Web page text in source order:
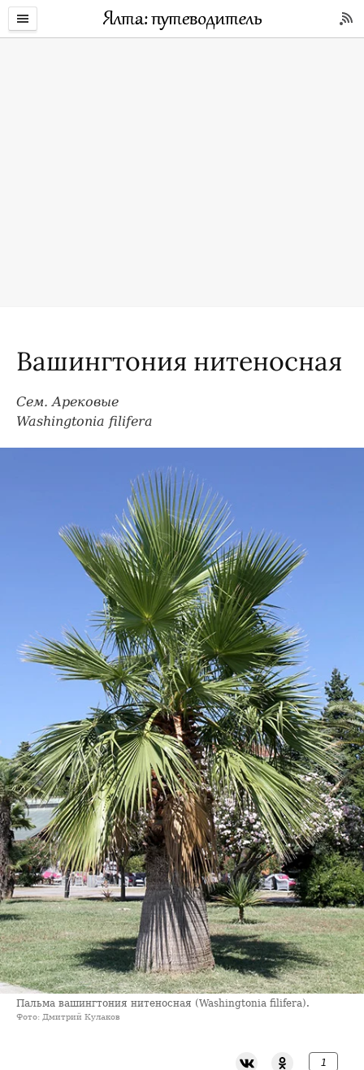
Вашингтония нитеносная
Сем. Арековые
Washingtonia filifera
Пальма вашингтония нитеносная (Washingtonia filifera).
Фото: Дмитрий Кулаков
1